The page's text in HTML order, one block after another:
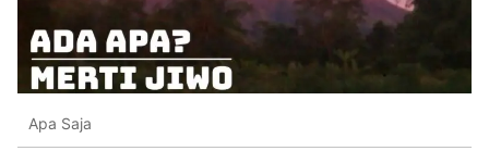
Apa Saja